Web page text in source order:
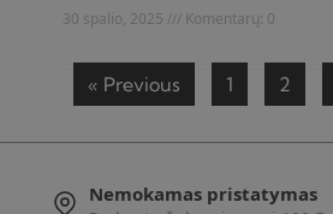
30 spalio, 2025 Komentarų: 0
« Previous 1 2
Nemokamas pristatymas